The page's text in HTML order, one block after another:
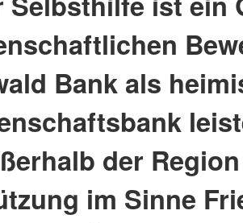
Bank als
der
im Sinne